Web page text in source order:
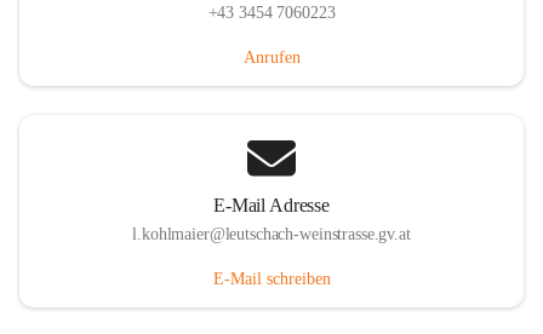
+43 3454 7060223
Anrufen
E-Mail Adresse
l.kohlmaier@leutschach-weinstrasse.gv.at
E-Mail schreiben